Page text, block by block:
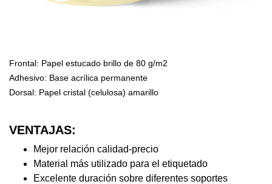
Frontal: Papel estucado brillo de 80 g/m2
Adhesivo: Base acrílica permanente
Dorsal: Papel cristal (celulosa) amarillo
VENTAJAS:
Mejor relación calidad-precio
Material más utilizado para el etiquetado
Excelente duración sobre diferentes soportes